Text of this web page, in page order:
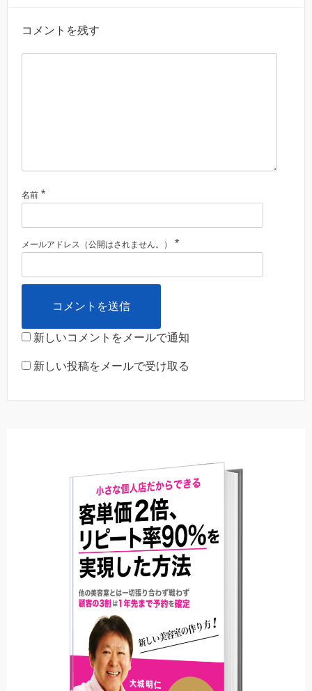
コメントを残す
名前 *
メールアドレス（公開はされません。） *
新しいコメントをメールで通知
新しい投稿をメールで受け取る